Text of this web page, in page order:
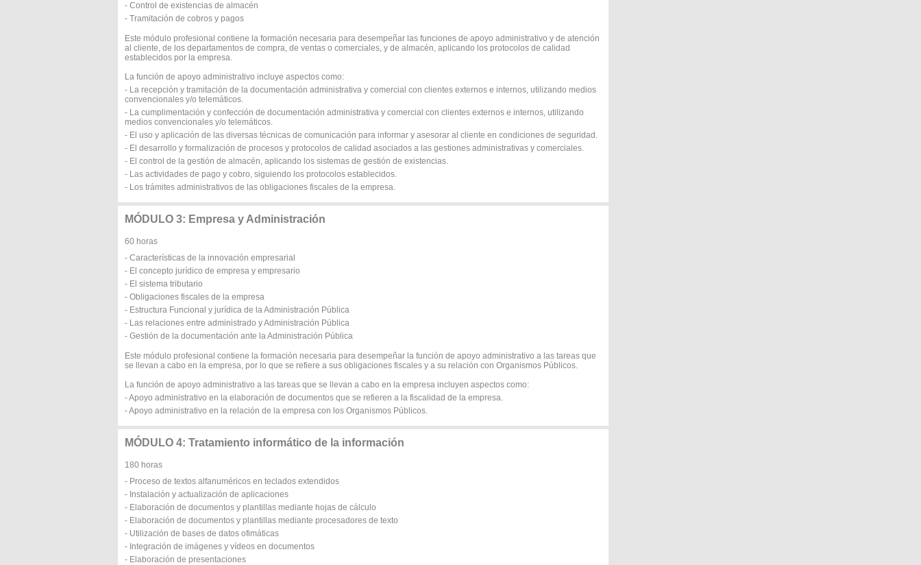
- Control de existencias de almacén
- Tramitación de cobros y pagos
Este módulo profesional contiene la formación necesaria para desempeñar las funciones de apoyo administrativo y de atención
al cliente, de los departamentos de compra, de ventas o comerciales, y de almacén, aplicando los protocolos de calidad
establecidos por la empresa.
La función de apoyo administrativo incluye aspectos como:
- La recepción y tramitación de la documentación administrativa y comercial con clientes externos e internos, utilizando medios
convencionales y/o telemáticos.
- La cumplimentación y confección de documentación administrativa y comercial con clientes externos e internos, utilizando
medios convencionales y/o telemáticos.
- El uso y aplicación de las diversas técnicas de comunicación para informar y asesorar al cliente en condiciones de seguridad.
- El desarrollo y formalización de procesos y protocolos de calidad asociados a las gestiones administrativas y comerciales.
- El control de la gestión de almacén, aplicando los sistemas de gestión de existencias.
- Las actividades de pago y cobro, siguiendo los protocolos establecidos.
- Los trámites administrativos de las obligaciones fiscales de la empresa.
MÓDULO 3: Empresa y Administración
60 horas
- Características de la innovación empresarial
- El concepto jurídico de empresa y empresario
- El sistema tributario
- Obligaciones fiscales de la empresa
- Estructura Funcional y jurídica de la Administración Pública
- Las relaciones entre administrado y Administración Pública
- Gestión de la documentación ante la Administración Pública
Este módulo profesional contiene la formación necesaria para desempeñar la función de apoyo administrativo a las tareas que
se llevan a cabo en la empresa, por lo que se refiere a sus obligaciones fiscales y a su relación con Organismos Públicos.
La función de apoyo administrativo a las tareas que se llevan a cabo en la empresa incluyen aspectos como:
- Apoyo administrativo en la elaboración de documentos que se refieren a la fiscalidad de la empresa.
- Apoyo administrativo en la relación de la empresa con los Organismos Públicos.
MÓDULO 4: Tratamiento informático de la información
180 horas
- Proceso de textos alfanuméricos en teclados extendidos
- Instalación y actualización de aplicaciones
- Elaboración de documentos y plantillas mediante hojas de cálculo
- Elaboración de documentos y plantillas mediante procesadores de texto
- Utilización de bases de datos ofimáticas
- Integración de imágenes y vídeos en documentos
- Elaboración de presentaciones